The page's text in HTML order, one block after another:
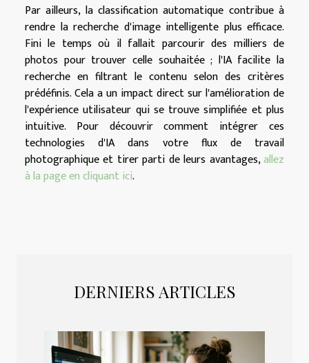
Par ailleurs, la classification automatique contribue à
rendre la recherche d'image intelligente plus efficace.
Fini le temps où il fallait parcourir des milliers de
photos pour trouver celle souhaitée ; l'IA facilite la
recherche en filtrant le contenu selon des critères
prédéfinis. Cela a un impact direct sur l'amélioration de
l'expérience utilisateur qui se trouve simplifiée et plus
intuitive. Pour découvrir comment intégrer ces
technologies d'IA dans votre flux de travail
photographique et tirer parti de leurs avantages,allez
à la page en cliquant ici.
DERNIERS ARTICLES